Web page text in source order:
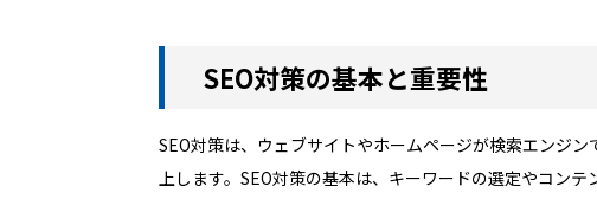
SEO対策の基本と重要性
SEO対策は、ウェブサイトやホームページが検索エンジ
上します。SEO対策の基本は、キーワードの選定やコン